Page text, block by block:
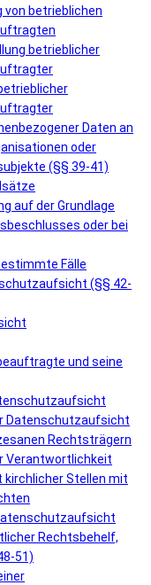
von betrieblichen
betrieblicher
Daten an
oder
(§§ 39-41)
auf der Grundlage
oder bei
Fälle
(§§ 42-
und seine
Datenschutzaufsicht
Rechtsträgern
Verantwortlichkeit
kirchlicher Stellen mit
Rechtsbehelf,
51)